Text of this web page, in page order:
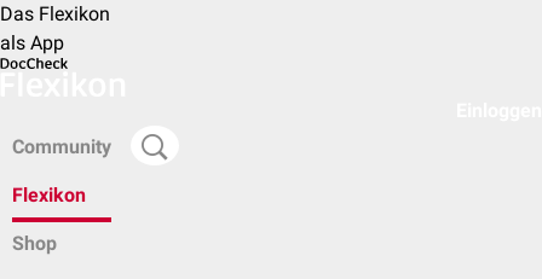
Das Flexikon
als App
Community
Flexikon
Shop